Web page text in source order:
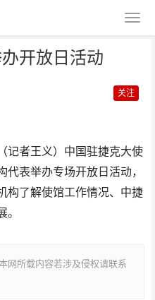
开放日活动
关注
记者王义）中国驻捷克大使
表举办专场开放日活动，
构了解使馆工作情况、中捷
网所载内容若涉及侵权请联系
日活动